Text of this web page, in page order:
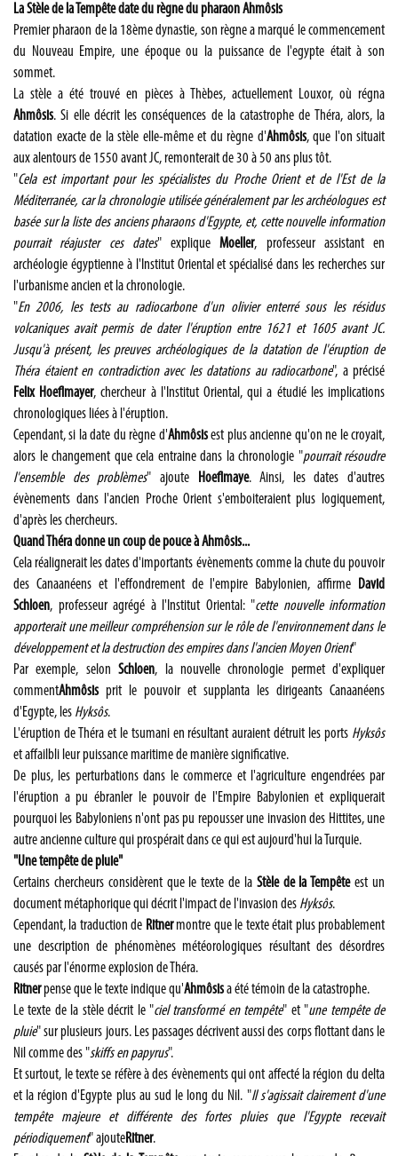
La Stèle de la Tempête date du règne du pharaon Ahmôsis
Premier pharaon de la 18ème dynastie, son règne a marqué le commencement
du Nouveau Empire, une époque ou la puissance de l'egypte était à son
sommet.
La stèle a été trouvé en pièces à Thèbes, actuellement Louxor, où régna
Ahmôsis. Si elle décrit les conséquences de la catastrophe de Théra, alors, la
datation exacte de la stèle elle-même et du règne d'Ahmôsis, que l'on situait
aux alentours de 1550 avant JC, remonterait de 30 à 50 ans plus tôt.
"Cela est important pour les spécialistes du Proche Orient et de l'Est de la
Méditerranée, car la chronologie utilisée généralement par les archéologues est
basée sur la liste des anciens pharaons d'Egypte, et, cette nouvelle information
pourrait réajuster ces dates" expliqueMoeller, professeur assistant en
archéologie égyptienne à l'Institut Oriental et spécialisé dans les recherches sur
l'urbanisme ancien et la chronologie.
"En 2006, les tests au radiocarbone d'un olivier enterré sous les résidus
volcaniques avait permis de dater l'éruption entre 1621 et 1605 avant JC.
Jusqu'à présent, les preuves archéologiques de la datation de l'éruption de
Théra étaient en contradiction avec les datations au radiocarbone", a précisé
Felix Hoeflmayer, chercheur à l'Institut Oriental, qui a étudié les implications
chronologiques liées à l'éruption.
Cependant, si la date du règne d'Ahmôsisest plus ancienne qu'on ne le croyait,
alors le changement que cela entraine dans la chronologie "pourrait résoudre
l'ensemble des problèmes" ajoute Hoeflmaye. Ainsi, les dates d'autres
évènements dans l'ancien Proche Orient s'emboiteraient plus logiquement,
d'après les chercheurs.
Quand Théra donne un coup de pouce à Ahmôsis...
Cela réalignerait les dates d'importants évènements comme la chute du pouvoir
des Canaanéens et l'effondrement de l'empire Babylonien, affirme David
Schloen, professeur agrégé à l'Institut Oriental: "cette nouvelle information
apporterait une meilleur compréhension sur le rôle de l'environnement dans le
développement et la destruction des empires dans l'ancien Moyen Orient"
Par exemple, selonSchloen, la nouvelle chronologie permet d'expliquer
commentAhmôsis prit le pouvoir et supplanta les dirigeants Canaanéens
d'Egypte, les Hyksôs.
L'éruption de Théra et le tsumani en résultant auraient détruit les ports Hyksôs
et affailbli leur puissance maritime de manière significative.
De plus, les perturbations dans le commerce et l'agriculture engendrées par
l'éruption a pu ébranler le pouvoir de l'Empire Babylonien et expliquerait
pourquoi les Babyloniens n'ont pas pu repousser une invasion des Hittites, une
autre ancienne culture qui prospérait dans ce qui est aujourd'hui la Turquie.
"Une tempête de pluie"
Certains chercheurs considèrent que le texte de la Stèle de la Tempêteest un
document métaphorique qui décrit l'impact de l'invasion des Hyksôs.
Cependant, la traduction de Ritnermontre que le texte était plus probablement
une description de phénomènes météorologiques résultant des désordres
causés par l'énorme explosion de Théra.
Ritnerpense que le texte indique qu'Ahmôsisa été témoin de la catastrophe.
Le texte de la stèle décrit le "ciel transformé en tempête" et "une tempête de
pluie" sur plusieurs jours. Les passages décrivent aussi des corps flottant dans le
Nil comme des "skiffs en papyrus".
Et surtout, le texte se réfère à des évènements qui ont affecté la région du delta
et la région d'Egypte plus au sud le long du Nil. "Il s'agissait clairement d'une
tempête majeure et différente des fortes pluies que l'Egypte recevait
périodiquement" ajouteRitner.